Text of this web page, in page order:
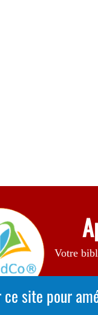
Votre
site pour